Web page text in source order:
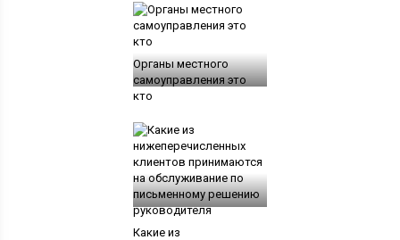
Органы местного
самоуправления это
кто
Какие из